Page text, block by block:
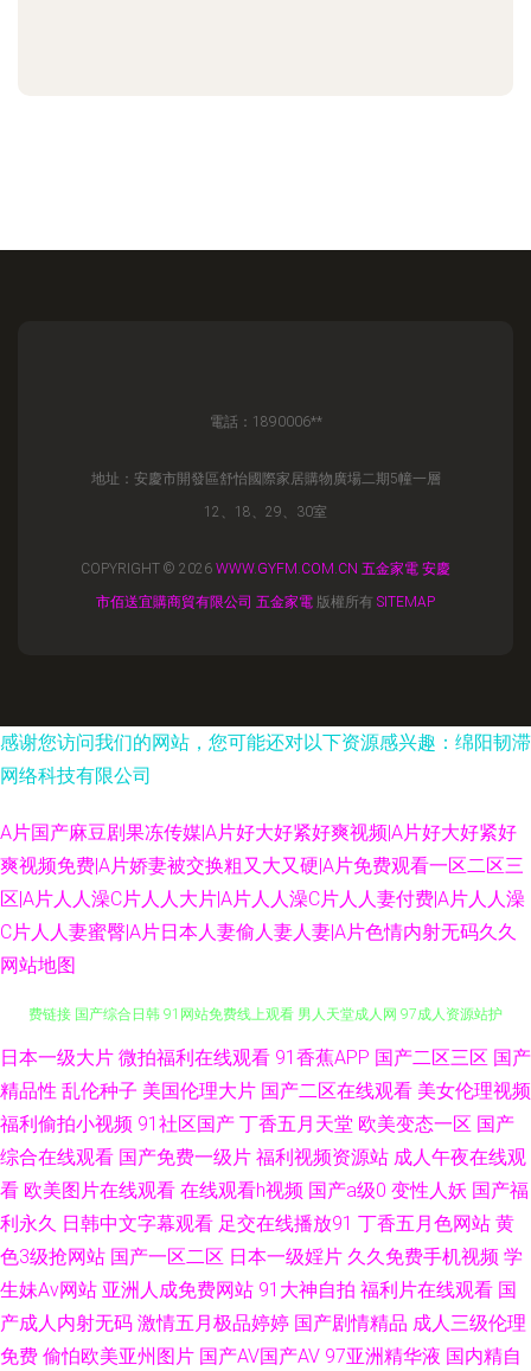
電話：1890006**
地址：安慶市開發區舒怡國際家居購物廣場二期5幢一層
12、18、29、30室
COPYRIGHT © 2026 WWW.GYFM.COM.CN 五金家電 安慶
市佰送宜購商貿有限公司 五金家電 版權所有 SITEMAP
感谢您访问我们的网站，您可能还对以下资源感兴趣：绵阳韧滞
网络科技有限公司
A片国产麻豆剧果冻传媒|A片好大好紧好爽视频|A片好大好紧好
爽视频免费|A片娇妻被交换粗又大又硬|A片免费观看一区二区三
区|A片人人澡C片人人大片|A片人人澡C片人人妻付费|A片人人澡
C片人人妻蜜臀|A片日本人妻偷人妻人妻|A片色情内射无码久久
网站地图
欧美日韩sss 91欧美色色 少妇精品一区二区三区 91视频在线手机播放 91免
士 久久福利国产 人人插人人插AV 91后入美女蜜桃 欧美a在线 91中日视频 先
锋影音自拍 Www国产91视频 日本女黄免费 91日日夜 国产精品久久自啪 五
月丁香蕉 91素人在线精品国产 九色自拍网 亚洲色图欧美色图天美 俺去也导
航 久草五区 一级大片久 肏屄A∨ 三级成人网址 91深插 国内一久久 色久悠悠
日本一级大片 微拍福利在线观看 91香蕉APP 国产二区三区 国产
精品性 乱伦种子 美国伦理大片 国产二区在线观看 美女伦理视频
福利偷拍小视频 91社区国产 丁香五月天堂 欧美变态一区 国产
综合在线观看 国产免费一级片 福利视频资源站 成人午夜在线观
看 欧美图片在线观看 在线观看h视频 国产a级0 变性人妖 国产福
利永久 日韩中文字幕观看 足交在线播放91 丁香五月色网站 黄
色3级抢网站 国产一区二区 日本一级婬片 久久免费手机视频 学
生妹Av网站 亚洲人成免费网站 91大神自拍 福利片在线观看 国
产成人内射无码 激情五月极品婷婷 国产剧情精品 成人三级伦理
免费 偷怕欧美亚州图片 国产AV国产AV 97亚洲精华液 国内精自